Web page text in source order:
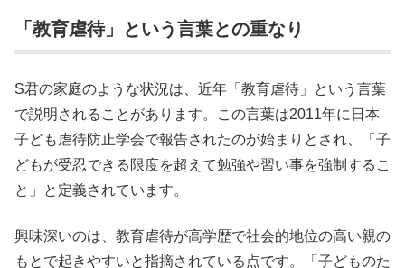
「教育虐待」という言葉との重なり
S君の家庭のような状況は、近年「教育虐待」という言葉
で説明されることがあります。この言葉は2011年に日本
子ども虐待防止学会で報告されたのが始まりとされ、「子
どもが受忍できる限度を超えて勉強や習い事を強制するこ
と」と定義されています。
興味深いのは、教育虐待が高学歴で社会的地位の高い親の
もとで起きやすいと指摘されている点です。「子どものた